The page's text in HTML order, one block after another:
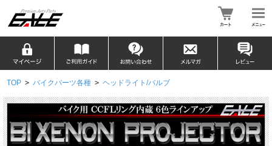
TOP > バイクパーツ各種 > ヘッドライト/バルブ